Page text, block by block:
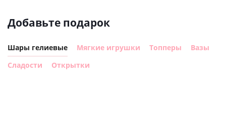
Добавьте подарок
Шары гелиевые Мягкие игрушки Топперы
Вазы
Сладости
Открытки